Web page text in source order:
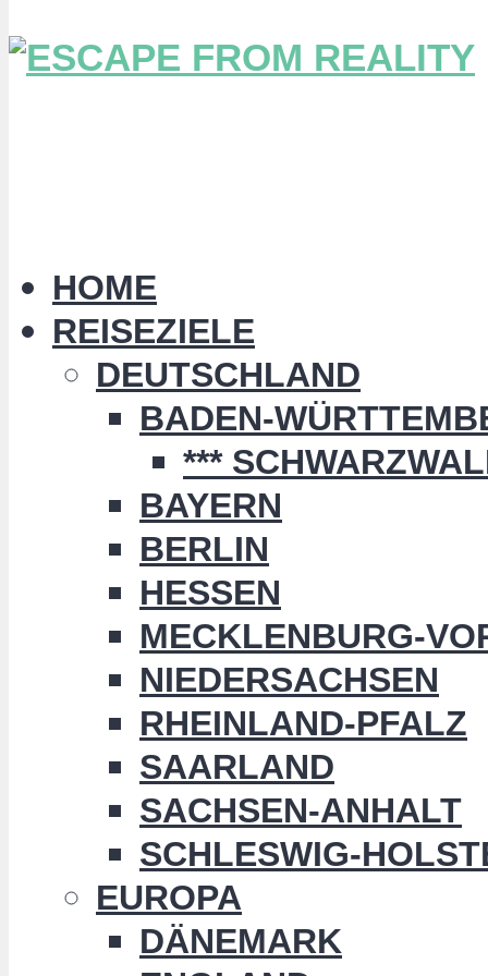
HOME
REISEZIELE
DEUTSCHLAND
BADEN-
***
BAYERN
BERLIN
HESSEN
MECKLENBURG-
NIEDERSACHSEN
RHEINLAND-PFALZ
SAARLAND
SACHSEN-ANHALT
SCHLESWIG-
EUROPA
DÄNEMARK